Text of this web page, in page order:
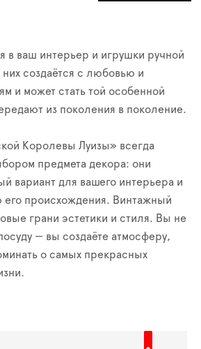
в ваш интерьер и игрушки ручной
создаётся с любовью и
и может стать той особенной
из поколения в поколение.
Королевы Луизы» всегда
предмета декора: они
вариант для вашего интерьера и
его происхождения. Винтажный
грани эстетики и стиля. Вы не
— вы создаёте атмосферу,
о самых прекрасных